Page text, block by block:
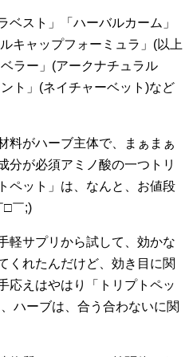
ベスト」「ハーバルカーム」
キャップフォーミュラ」(以上
ラー」(アークナチュラル
ト」(ネイチャーベット)など
料がハーブ主体で、まぁまぁ
分が必須アミノ酸の一つトリ
ペット」は、なんと、お値段
□￣;)
軽サプリから試して、効かな
くれたんだけど、効き目に関
応えはやはり「トリプトペッ
ハーブは、合う合わないに関